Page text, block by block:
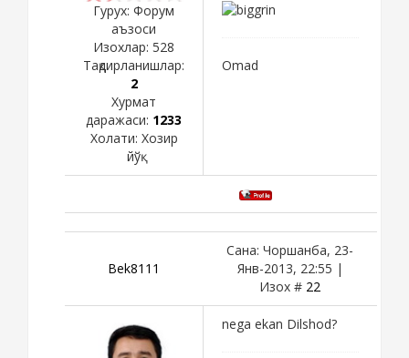
Гурух: Форум
аъзоси
Изохлар: 528
Тақдирланишлар:
2
Хурмат
даражаси: 1233
Холати: Хозир
йўқ
Omad
Bek8111
Сана: Чоршанба, 23-
Янв-2013, 22:55 |
Изох # 22
nega ekan Dilshod?